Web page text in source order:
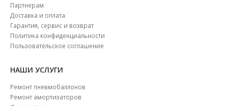
Партнерам
Доставка и оплата
Гарантия, сервис и возврат
Политика конфиденциальности
Пользовательское соглашение
НАШИ УСЛУГИ
Ремонт пневмобаллонов
Ремонт амортизаторов